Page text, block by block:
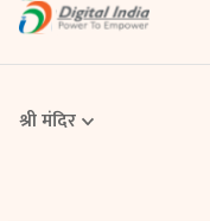
श्री मंदिर
Online Puja एक डिजिटल
विधान से पूजा करवा सकते